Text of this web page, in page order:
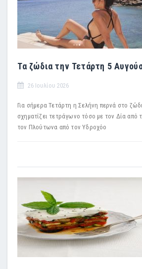
Τα ζώδια την Τετάρτη 5
26 Ιουλίου 2026
Για σήμερα Τετάρτη η Σελήνη περνά στο
σχηματίζει τετράγωνο τόσο με τον Δία από
τον Πλούτωνα από τον Υδροχόο